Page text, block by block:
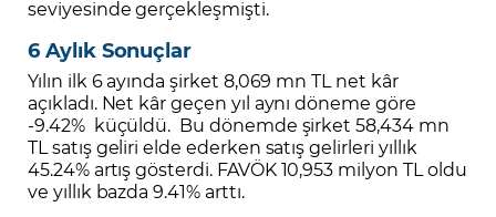
seviyesinde gerçekleşmişti.
6 Aylık Sonuçlar
Yılın ilk 6 ayında şirket 8,069 mn TL net kâr
açıkladı. Net kâr geçen yıl aynı döneme göre
-9.42% küçüldü. Bu dönemde şirket 58,434 mn
TL satış geliri elde ederken satış gelirleri yıllık
45.24% artış gösterdi. FAVÖK 10,953 milyon TL oldu
ve yıllık bazda 9.41% arttı.